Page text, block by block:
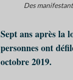
Des
Sept ans après la
personnes ont
octobre 2019.